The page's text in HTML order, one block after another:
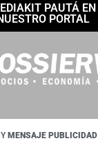
PAUTÁ EN
PORTAL
MENSAJE PUBLICIDAD